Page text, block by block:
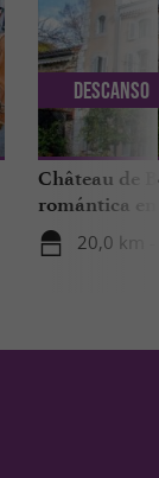
Château de
romántica
20,0 km
Descanso